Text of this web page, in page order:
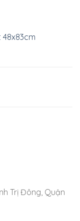
Trị Đông, Quận